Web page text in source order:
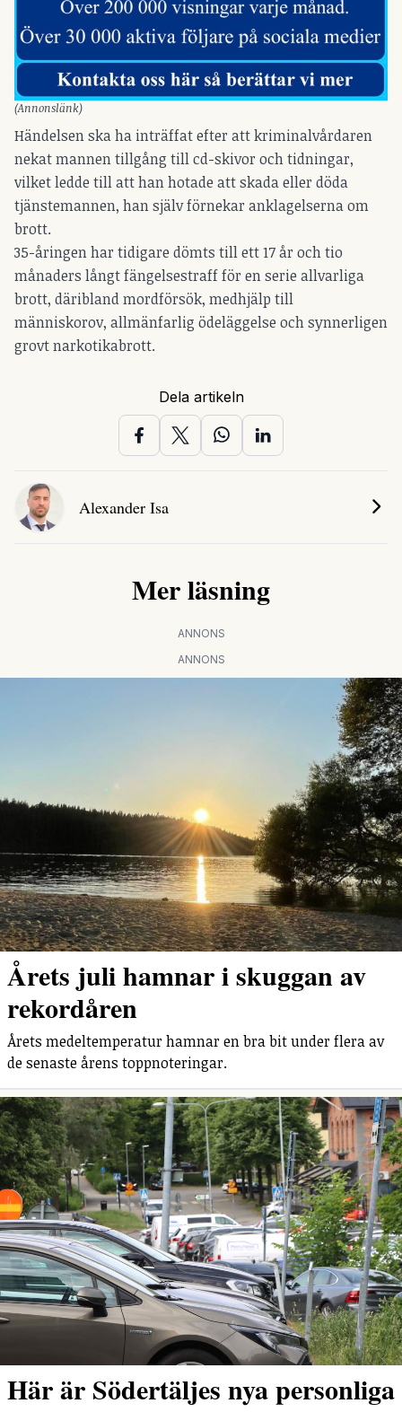
(Annonslänk)
Händelsen ska ha inträffat efter att kriminalvårdaren
nekat mannen tillgång till cd-skivor och tidningar,
vilket ledde till att han hotade att skada eller döda
tjänstemannen, han själv förnekar anklagelserna om
brott.
35-åringen har tidigare dömts till ett 17 år och tio
månaders långt fängelsestraff för en serie allvarliga
brott, däribland mordförsök, medhjälp till
människorov, allmänfarlig ödeläggelse och synnerligen
grovt narkotikabrott.
Dela artikeln
Alexander Isa
Mer läsning
ANNONS
ANNONS
Årets juli hamnar i skuggan av
rekordåren
Årets medeltemperatur hamnar en bra bit under flera av
de senaste årens toppnoteringar.
Här är Södertäljes nya personliga